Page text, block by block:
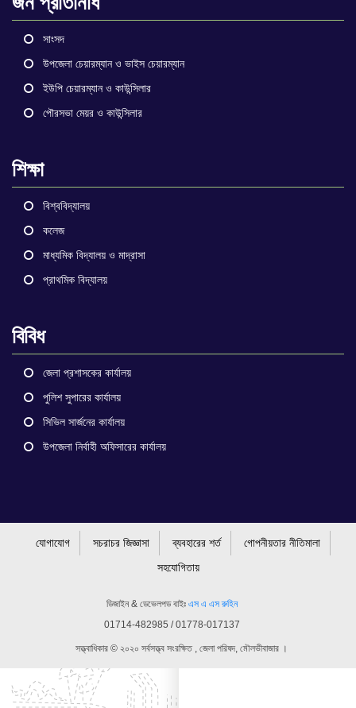
সাংসদ
উপজেলা চেয়ারম্যান ও ভাইস চেয়ারম্যান
ইউপি চেয়ারম্যান ও কাউন্সিলার
পৌরসভা মেয়র ও কাউন্সিলার
শিক্ষা
বিশ্ববিদ্যালয়
কলেজ
মাধ্যমিক বিদ্যালয় ও মাদ্রাসা
প্রাথমিক বিদ্যালয়
বিবিধ
জেলা প্রশাসকের কার্যালয়
পুলিশ সুপারের কার্যালয়
সিভিল সার্জনের কার্যালয়
উপজেলা নির্বাহী অফিসারের কার্যালয়
যোগাযোগ সচরাচর জিজ্ঞাসা ব্যবহারের শর্ত
গোপনীয়তার নীতিমালা
সহযোগিতায়
ডিজাইন & ডেভেলপড বাইঃ এস এ এস রুহিন
01714-482985 / 01778-017137
সত্ত্বাধিকার © ২০২০ সর্বসত্ত্ব সংরক্ষিত , জেলা পরিষদ, মৌলভীবাজার ।